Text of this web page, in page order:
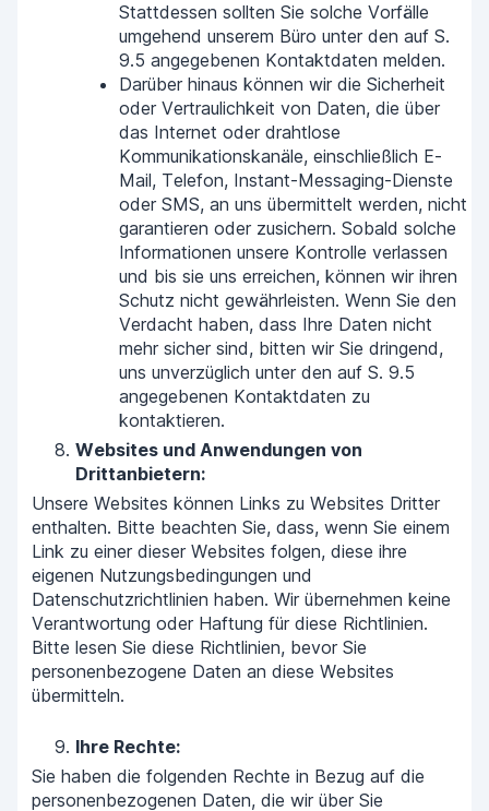
Stattdessen sollten Sie solche Vorfälle
umgehend unserem Büro unter den auf S.
9.5 angegebenen Kontaktdaten melden.
Darüber hinaus können wir die Sicherheit
oder Vertraulichkeit von Daten, die über
das Internet oder drahtlose
Kommunikationskanäle, einschließlich E-
Mail, Telefon, Instant-Messaging-Dienste
oder SMS, an uns übermittelt werden, nicht
garantieren oder zusichern. Sobald solche
Informationen unsere Kontrolle verlassen
und bis sie uns erreichen, können wir ihren
Schutz nicht gewährleisten. Wenn Sie den
Verdacht haben, dass Ihre Daten nicht
mehr sicher sind, bitten wir Sie dringend,
uns unverzüglich unter den auf S. 9.5
angegebenen Kontaktdaten zu
kontaktieren.
Websites und Anwendungen von
Drittanbietern:
Unsere Websites können Links zu Websites Dritter
enthalten. Bitte beachten Sie, dass, wenn Sie einem
Link zu einer dieser Websites folgen, diese ihre
eigenen Nutzungsbedingungen und
Datenschutzrichtlinien haben. Wir übernehmen keine
Verantwortung oder Haftung für diese Richtlinien.
Bitte lesen Sie diese Richtlinien, bevor Sie
personenbezogene Daten an diese Websites
übermitteln.
Ihre Rechte:
Sie haben die folgenden Rechte in Bezug auf die
personenbezogenen Daten, die wir über Sie